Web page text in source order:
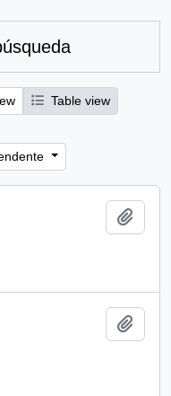
Table view